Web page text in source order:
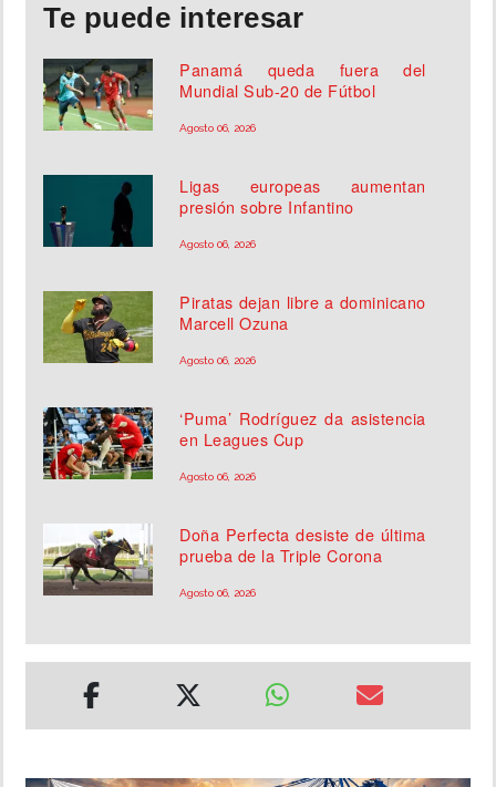
Te puede interesar
Panamá queda fuera del
Mundial Sub-20 de Fútbol
Agosto 06, 2026
Ligas europeas aumentan
presión sobre Infantino
Agosto 06, 2026
Piratas dejan libre a dominicano
Marcell Ozuna
Agosto 06, 2026
‘Puma’ Rodríguez da asistencia
en Leagues Cup
Agosto 06, 2026
Doña Perfecta desiste de última
prueba de la Triple Corona
Agosto 06, 2026